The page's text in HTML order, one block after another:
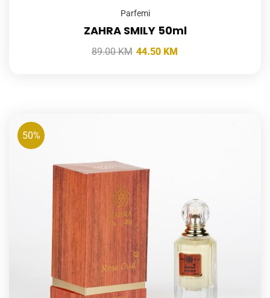
Parfemi
ZAHRA SMILY 50ml
89.00KM 44.50 KM
50%